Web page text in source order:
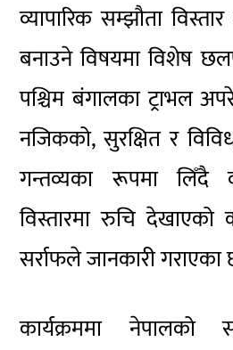
व्यापारिक सम्झौता
बनाउने विषयमा विशेष
पश्चिम बंगालका ट्राभल
नजिकको, सुरक्षित र
गन्तव्यका रूपमा लिँदै
विस्तारमा रुचि देखाएको
सर्राफले जानकारी गराएका
कार्यक्रममा नेपालको